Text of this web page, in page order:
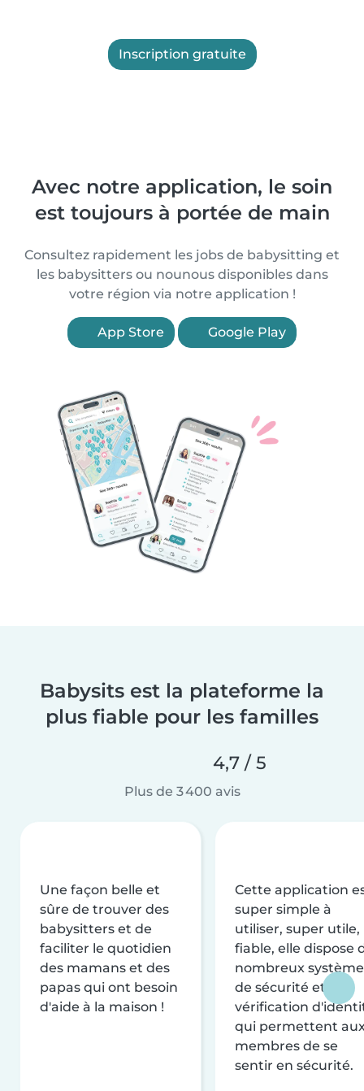
Inscription gratuite
Avec notre application, le soin
est toujours à portée de main
Consultez rapidement les jobs de babysitting et
les babysitters ou nounous disponibles dans
votre région via notre application !
App Store Google Play
Babysits est la plateforme la
plus fiable pour les familles
4,7 / 5
Plus de 3 400 avis
Une façon belle et
sûre de trouver des
babysitters et de
faciliter le quotidien
des mamans et des
papas qui ont besoin
d'aide à la maison !
Cette application
super simple à
utiliser, super utile,
fiable, elle dispose
nombreux
de sécurité et de
vérification
qui permettent
membres de se
sentir en sécurité.